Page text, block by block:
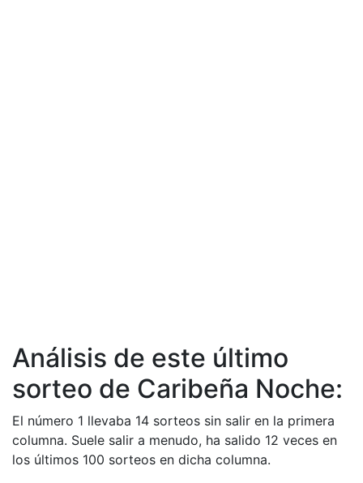
Análisis de este último
sorteo de Caribeña Noche:
El número 1 llevaba 14 sorteos sin salir en la primera
columna. Suele salir a menudo, ha salido 12 veces en
los últimos 100 sorteos en dicha columna.